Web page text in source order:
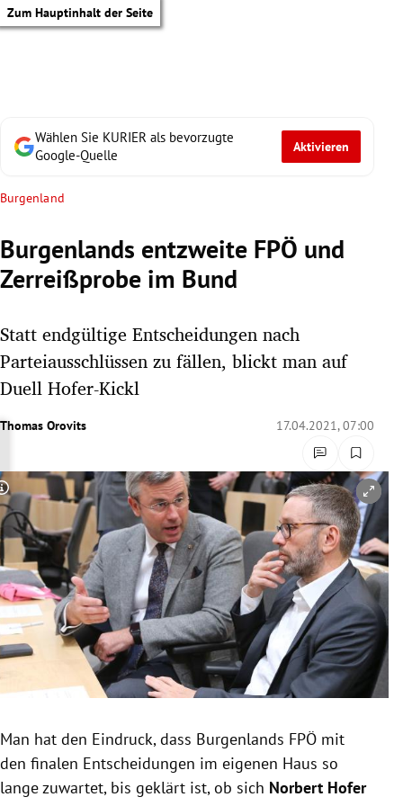
Zum Hauptinhalt der Seite
Untermenü
Untermenü
Untermenü
Untermenü
Untermenü
Untermenü
Untermenü
Untermenü
Wählen Sie KURIER als bevorzugte
Google-Quelle
Aktivieren
Burgenland
Burgenlands entzweite FPÖ und
Zerreißprobe im Bund
Statt endgültige Entscheidungen nach
Parteiausschlüssen zu fällen, blickt man auf
Duell Hofer-Kickl
Thomas Orovits 17.04.2021, 07:00
Copyright-Hinweis öffnen/schließen
Man hat den Eindruck, dass Burgenlands FPÖ mit
den finalen Entscheidungen im eigenen Haus so
lange zuwartet, bis geklärt ist, ob sich Norbert Hofer